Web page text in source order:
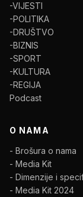
-VIJESTI
-POLITIKA
-DRUŠTVO
-BIZNIS
-SPORT
-KULTURA
-REGIJA
Podcast
O NAMA
- Brošura o nama
- Media Kit
- Dimenzije i
- Media Kit 2024